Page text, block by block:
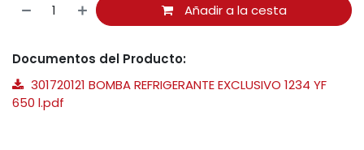
Añadir a la cesta
Documentos del Producto:
301720121 BOMBA REFRIGERANTE EXCLUSIVO 1234 YF
650 l.pdf